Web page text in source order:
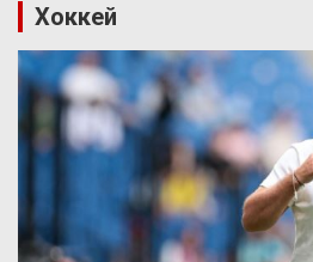
Хоккей